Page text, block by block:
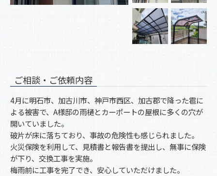
ご相談・ご依頼内容
4月に明石市、加古川市、神戸市西区、加古郡で降った雹に
よる被害で、A様邸の雨樋とカーポートの屋根に多くの穴が
開いていました。
破片が床に落ちており、事故の危険性も感じられました。
火災保険を利用して、見積書と報告書を提出し、無事に保険
が下り、交換工事を実施。
梅雨前に工事を完了でき、安心していただけました。